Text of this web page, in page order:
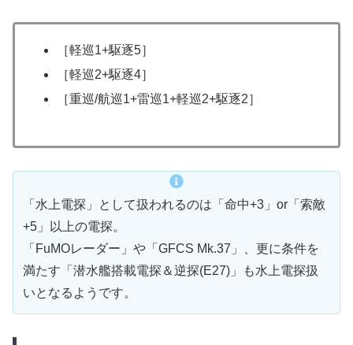
［軽巡1+駆逐5］
［軽巡2+駆逐4］
［重巡/航巡1+雷巡1+軽巡2+駆逐2］
「水上電探」として扱われるのは「命中+3」or「索敵
+5」以上の電探。
「FuMOレーダー」や「GFCS Mk.37」、更に条件を
満たす「潜水艦搭載電探＆逆探(E27)」も水上電探扱
いとなるようです。